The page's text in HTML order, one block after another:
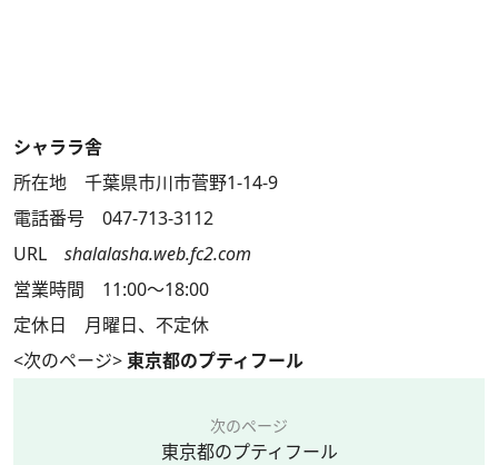
シャララ舎
所在地 千葉県市川市菅野1-14-9
電話番号 047-713-3112
URL shalalasha.web.fc2.com
営業時間 11:00～18:00
定休日 月曜日、不定休
<次のページ> 東京都のプティフール
次のページ
東京都のプティフール